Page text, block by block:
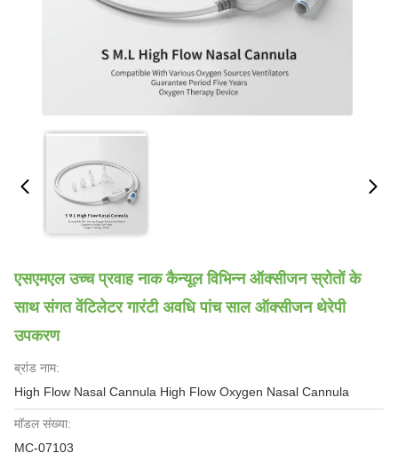
एसएमएल उच्च प्रवाह नाक कैन्यूल विभिन्न ऑक्सीजन स्रोतों के
साथ संगत वेंटिलेटर गारंटी अवधि पांच साल ऑक्सीजन थेरेपी
उपकरण
ब्रांड नाम:
High Flow Nasal Cannula High Flow Oxygen Nasal Cannula
मॉडल संख्या:
MC-07103